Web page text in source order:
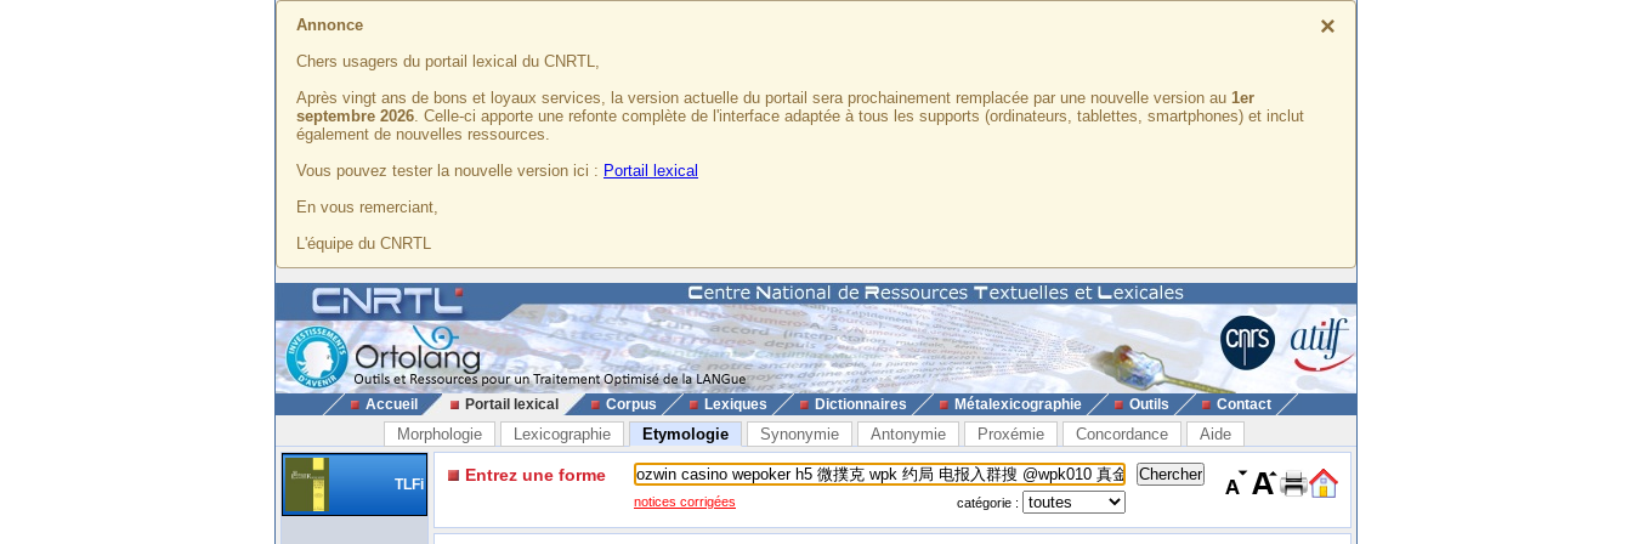
×
Annonce
Chers usagers du portail lexical du CNRTL,
Après vingt ans de bons et loyaux services, la version actuelle du portail sera prochainement remplacée par une nouvelle version au 1er
septembre 2026. Celle-ci apporte une refonte complète de l'interface adaptée à tous les supports (ordinateurs, tablettes, smartphones) et inclut
également de nouvelles ressources.
Vous pouvez tester la nouvelle version ici : Portail lexical
En vous remerciant,
L'équipe du CNRTL
Accueil Portail lexical Corpus Lexiques Dictionnaires Métalexicographie Outils Contact
Morphologie Lexicographie Etymologie Synonymie Antonymie Proxémie Concordance Aide
TLFi Entrez une forme
notices corrigées catégorie :